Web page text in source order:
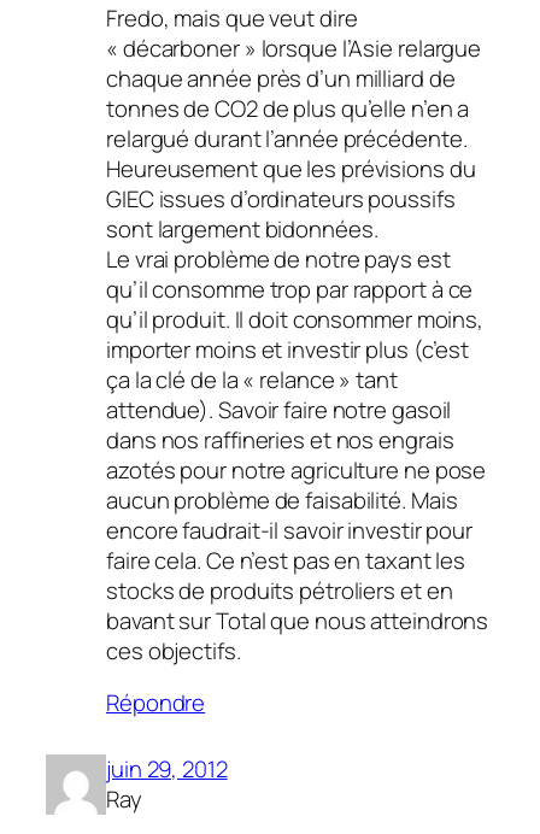
Fredo, mais que veut dire
« décarboner » lorsque l’Asie relargue
chaque année près d’un milliard de
tonnes de CO2 de plus qu’elle n’en a
relargué durant l’année précédente.
Heureusement que les prévisions du
GIEC issues d’ordinateurs poussifs
sont largement bidonnées.
Le vrai problème de notre pays est
qu’il consomme trop par rapport à ce
qu’il produit. Il doit consommer moins,
importer moins et investir plus (c’est
ça la clé de la « relance » tant
attendue). Savoir faire notre gasoil
dans nos raffineries et nos engrais
azotés pour notre agriculture ne pose
aucun problème de faisabilité. Mais
encore faudrait-il savoir investir pour
faire cela. Ce n’est pas en taxant les
stocks de produits pétroliers et en
bavant sur Total que nous atteindrons
ces objectifs.
Répondre
juin 29, 2012
Ray